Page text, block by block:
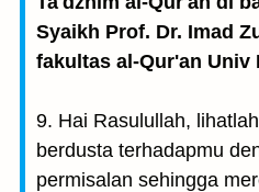
Syaikh Prof. Dr. Imad
fakultas al-Qur'an Univ
9. Hai Rasulullah,
berdusta terhadapmu
permisalan sehingga